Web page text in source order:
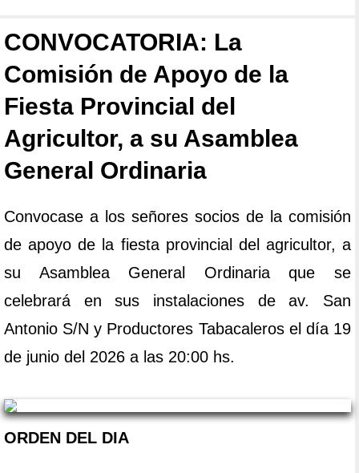
CONVOCATORIA: La
Comisión de Apoyo de la
Fiesta Provincial del
Agricultor, a su Asamblea
General Ordinaria
Convocase a los señores socios de la comisión
de apoyo de la fiesta provincial del agricultor, a
su Asamblea General Ordinaria que se
celebrará en sus instalaciones de av. San
Antonio S/N y Productores Tabacaleros el día 19
de junio del 2026 a las 20:00 hs.
ORDEN DEL DIA